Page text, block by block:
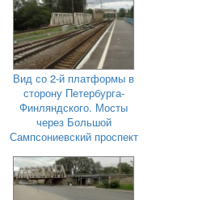
Вид со 2-й платформы в
сторону Петербурга-
Финляндского. Мосты
через Большой
Сампсониевский проспект